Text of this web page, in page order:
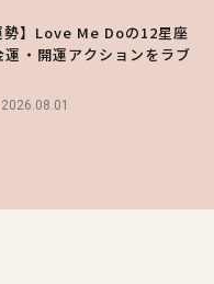
勢】Love Me Doの12星座
運・開運アクションをラブ
2026.08.01
るとロマンティックトラ
2026秋の新作コーデ4選
級”アイテム決定！ヘルシ
大人の肌見せ」トップス3